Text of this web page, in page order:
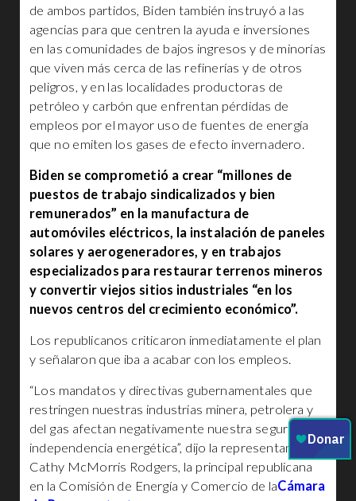
de ambos partidos, Biden también instruyó a las
agencias para que centren la ayuda e inversiones
en las comunidades de bajos ingresos y de minorías
que viven más cerca de las refinerías y de otros
peligros, y en las localidades productoras de
petróleo y carbón que enfrentan pérdidas de
empleos por el mayor uso de fuentes de energía
que no emiten los gases de efecto invernadero.
Biden se comprometió a crear “millones de
puestos de trabajo sindicalizados y bien
remunerados” en la manufactura de
automóviles eléctricos, la instalación de paneles
solares y aerogeneradores, y en trabajos
especializados para restaurar terrenos mineros
y convertir viejos sitios industriales “en los
nuevos centros del crecimiento económico”.
Los republicanos criticaron inmediatamente el plan
y señalaron que iba a acabar con los empleos.
“Los mandatos y directivas gubernamentales que
restringen nuestras industrias minera, petrolera y
del gas afectan negativamente nuestra seguridad e
independencia energética”, dijo la representante
Cathy McMorris Rodgers, la principal republicana
en la Comisión de Energía y Comercio de laCámara